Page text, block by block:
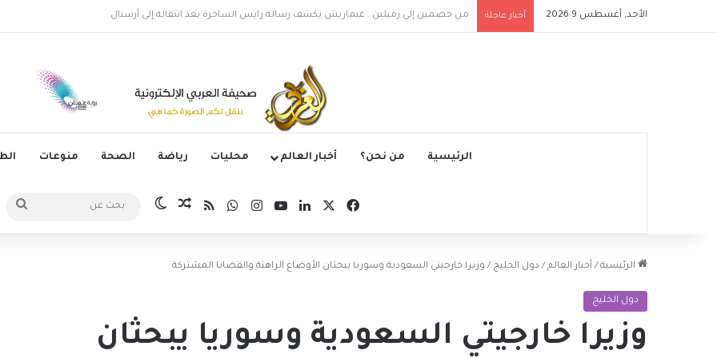
الأحد, أغسطس 9 2026 أخبار عاجلة وفاة خورخي ميسي والد النجم الأرجنتيني ليونيل ميسي عن عمر 68 عاماً
الرئيسية من نحن؟ أخبار العالم محليات رياضة الصحة منوعات
فيسبوكلينكدإن‫YouTubeانستقرام
واتسابملخص الموقع RSS
مقال عشوائي
الوضع المظلم
عن
الرئيسية / أخبار العالم / دول الخليج / وزيرا خارجيتي السعودية وسوريا يبحثان الأوضاع الراهنة والقضايا المشتركة
دول الخليج
وزيرا خارجيتي السعودية وسوريا يبحثان